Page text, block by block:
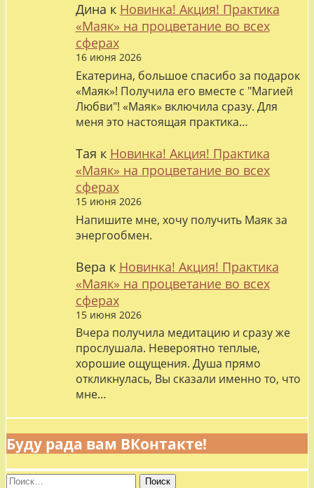
Дина к Новинка! Акция! Практика
«Маяк» на процветание во всех
сферах
16 июня 2026
Екатерина, большое спасибо за подарок
«Маяк»! Получила его вместе с "Магией
Любви"! «Маяк» включила сразу. Для
меня это настоящая практика…
Тая к Новинка! Акция! Практика
«Маяк» на процветание во всех
сферах
15 июня 2026
Напишите мне, хочу получить Маяк за
энергообмен.
Вера к Новинка! Акция! Практика
«Маяк» на процветание во всех
сферах
15 июня 2026
Вчера получила медитацию и сразу же
прослушала. Невероятно теплые,
хорошие ощущения. Душа прямо
откликнулась, Вы сказали именно то, что
мне…
Буду рада вам ВКонтакте!
Найти: